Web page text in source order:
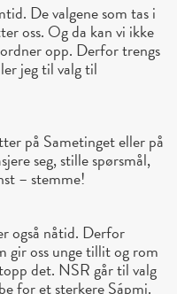
De valgene som tas i
oss. Og da kan vi ikke
opp. Derfor trengs
jeg til valg til
på Sametinget eller på
seg, stille spørsmål,
– stemme!
også nåtid. Derfor
gir oss unge tillit og rom
det. NSR går til valg
for et sterkere Sápmi.